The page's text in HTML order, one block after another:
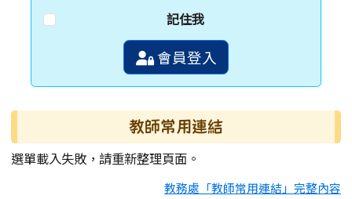
記住我
會員登入
教師常用連結
選單載入失敗，請重新整理頁面。
教務處「教師常用連結」完整內容